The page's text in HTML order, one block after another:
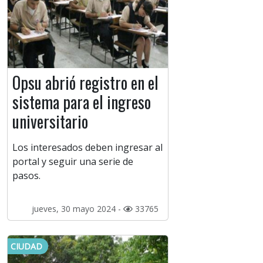
Opsu abrió registro en el
sistema para el ingreso
universitario
Los interesados deben ingresar al
portal y seguir una serie de
pasos.
jueves, 30 mayo 2024 - 33765
CIUDAD